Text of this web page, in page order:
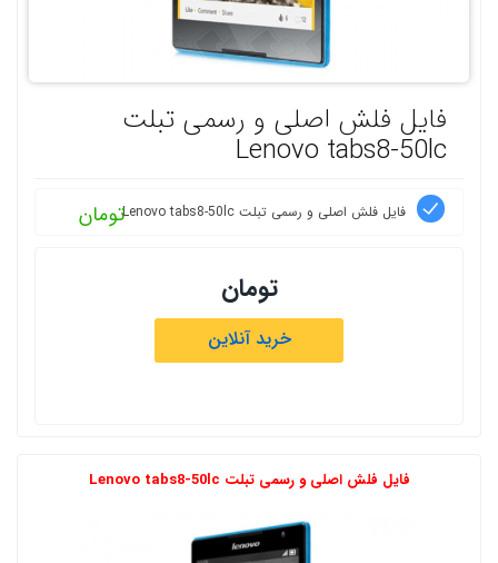
فایل فلش اصلی و رسمی تبلت
Lenovo tabs8-50lc
فایل فلش اصلی و رسمی تبلت Lenovo tabs8-50lc تومان
تومان
خرید آنلاین
فایل فلش اصلی و رسمی تبلت Lenovo tabs8-50lc